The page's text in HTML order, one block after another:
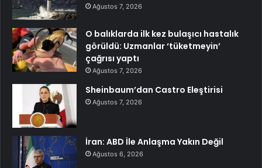
Ağustos 7, 2026
O balıklarda ilk kez bulaşıcı hastalık
görüldü: Uzmanlar ‘tüketmeyin’
çağrısı yaptı
Ağustos 7, 2026
Sheinbaum’dan Castro Eleştirisi
Ağustos 7, 2026
İran: ABD İle Anlaşma Yakın Değil
Ağustos 6, 2026